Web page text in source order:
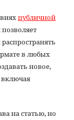
публичной
в любых
новое,
включая
на статью, но